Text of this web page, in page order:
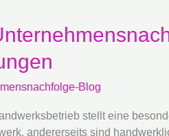
Blog
stellt eine
andererseits sind